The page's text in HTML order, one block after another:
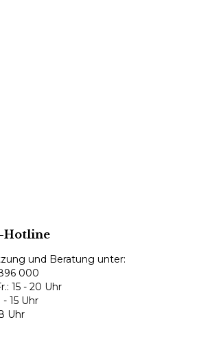
Hotline
und Beratung unter:
000
15 - 20 Uhr
- 15 Uhr
Uhr